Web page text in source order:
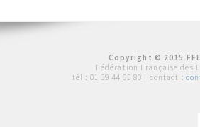
Copyright © 2015
Fédération Française des
tél : 01 39 44 65 80 | contact :